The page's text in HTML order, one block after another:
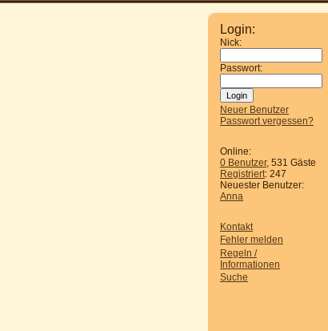
Login:
Nick:
Passwort:
Neuer Benutzer
Passwort vergessen?
Online:
0 Benutzer, 531 Gäste
Registriert: 247
Neuester Benutzer:
Anna
Kontakt
Fehler melden
Regeln /
Informationen
Suche